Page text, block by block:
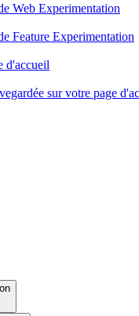
Web Experimentation
Feature Experimentation
d'accueil
sur votre page